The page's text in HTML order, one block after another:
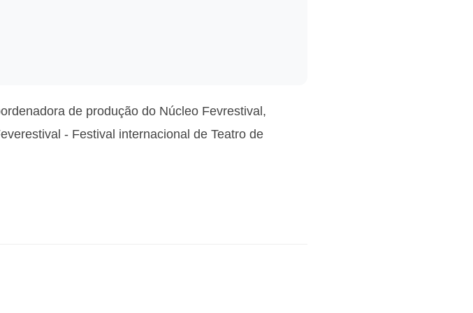
de produção do Núcleo Fevrestival,
- Festival internacional de Teatro de